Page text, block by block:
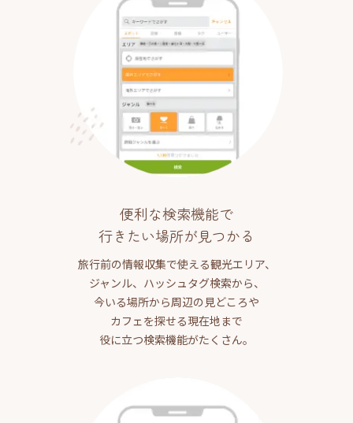
便利な検索機能で
行きたい場所が見つかる
旅行前の情報収集で使える観光エリア、
ジャンル、ハッシュタグ検索から、
今いる場所から周辺の見どころや
カフェを探せる現在地まで
役に立つ検索機能がたくさん。